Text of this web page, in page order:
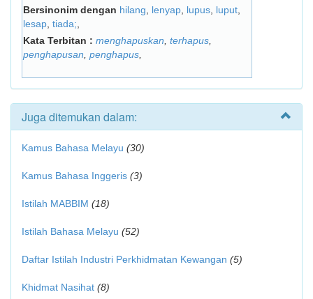
Bersinonim dengan hilang lenyap lupus luput
lesap tiada;
Kata Terbitan : menghapuskan terhapus
penghapusan penghapus
Juga ditemukan dalam:
Kamus Bahasa Melayu (30)
Kamus Bahasa Inggeris (3)
Istilah MABBIM (18)
Istilah Bahasa Melayu (52)
Daftar Istilah Industri Perkhidmatan Kewangan (5)
Khidmat Nasihat (8)